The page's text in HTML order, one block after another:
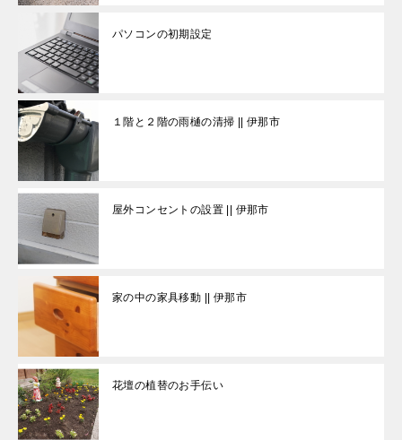
パソコンの初期設定
１階と２階の雨樋の清掃 || 伊那市
屋外コンセントの設置 || 伊那市
家の中の家具移動 || 伊那市
花壇の植替のお手伝い